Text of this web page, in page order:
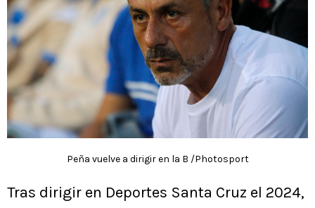
Peña vuelve a dirigir en la B /Photosport
Tras dirigir en Deportes Santa Cruz el 2024,